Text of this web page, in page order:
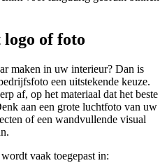
of foto
maken in uw interieur? Dan is
een uitstekende keuze.
af, op het materiaal dat het beste
aan een grote luchtfoto van uw
of een wandvullende visual
vaak toegepast in: